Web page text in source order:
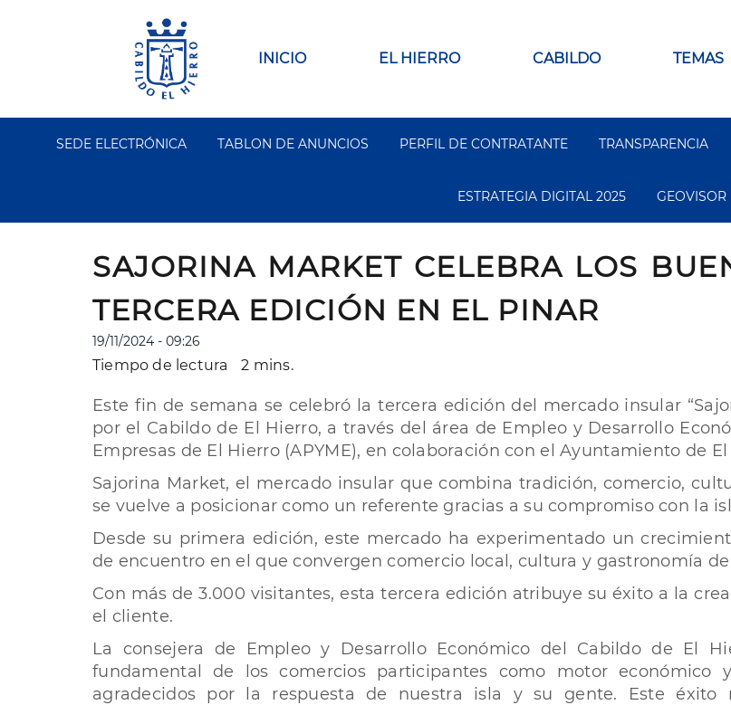
Main
INICIO EL HIERRO CABILDO TEMAS
Segundo
SEDE ELECTRÓNICA TABLON DE ANUNCIOS PERFIL DE CONTRATANTE TRANSPARENCIA
ESTRATEGIA DIGITAL 2025 GEOVISOR
SAJORINA MARKET CELEBRA LOS
TERCERA EDICIÓN EN EL PINAR
19/11/2024 - 09:26
Tiempo de lectura 2 mins.
Este fin de semana se celebró la tercera edición del mercado insular
por el Cabildo de El Hierro, a través del área de Empleo y Desarrollo
Empresas de El Hierro (APYME), en colaboración con el Ayuntamiento de
Sajorina Market, el mercado insular que combina tradición, comercio,
se vuelve a posicionar como un referente gracias a su compromiso con la
Desde su primera edición, este mercado ha experimentado un
de encuentro en el que convergen comercio local, cultura y gastronomía
Con más de 3.000 visitantes, esta tercera edición atribuye su éxito a la
el cliente.
La consejera de Empleo y Desarrollo Económico del Cabildo de El
fundamental de los comercios participantes como motor económico
agradecidos por la respuesta de nuestra isla y su gente. Este éxito